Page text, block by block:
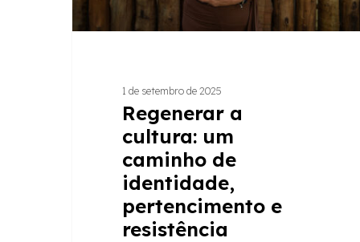
resistência
1 de setembro de 2025
Regenerar a
cultura: um
caminho de
identidade,
pertencimento e
resistência